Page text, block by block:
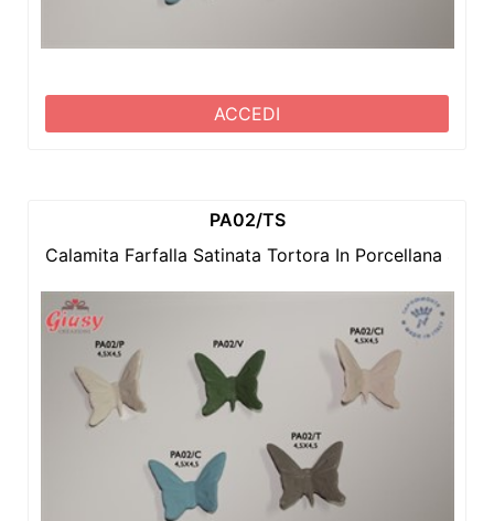
ACCEDI
PA02/TS
Calamita Farfalla Satinata Tortora In Porcellana